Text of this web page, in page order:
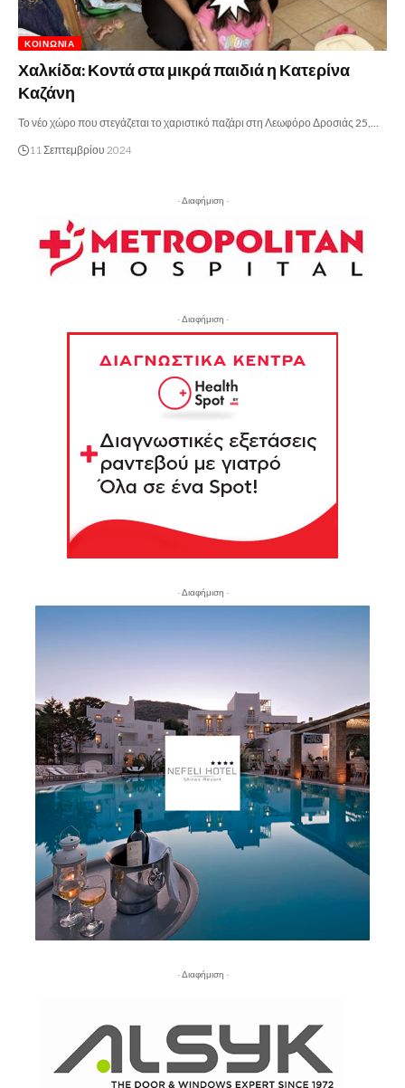
ΚΟΙΝΩΝΊΑ
Χαλκίδα: Κοντά στα μικρά παιδιά η Κατερίνα
Καζάνη
Το νέο χώρο που στεγάζεται το χαριστικό παζάρι στη Λεωφόρο Δροσιάς 25,…
11 Σεπτεμβρίου 2024
- Διαφήμιση -
- Διαφήμιση -
- Διαφήμιση -
- Διαφήμιση -